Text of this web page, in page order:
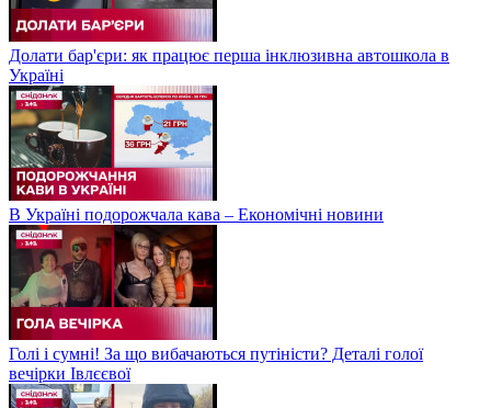
Долати бар'єри: як працює перша інклюзивна автошкола в
Україні
В Україні подорожчала кава – Економічні новини
Голі і сумні! За що вибачаються путіністи? Деталі голої
вечірки Івлєєвої